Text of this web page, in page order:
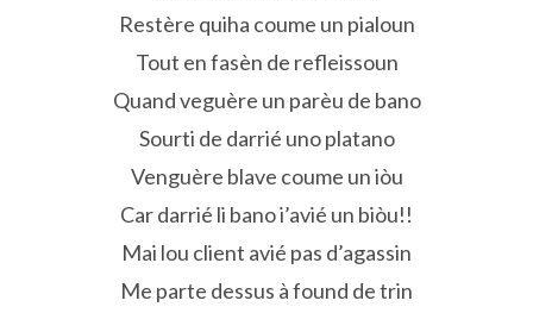
Restère quiha coume un pialoun
Tout en fasèn de refleissoun
Quand veguère un parèu de bano
Sourti de darrié uno platano
Venguère blave coume un iòu
Car darrié li bano i’avié un biòu!!
Mai lou client avié pas d’agassin
Me parte dessus à found de trin